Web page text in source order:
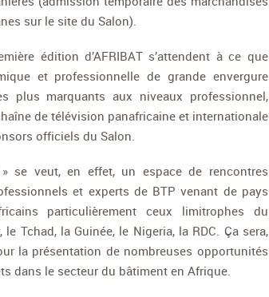
sur le site du Salon).
édition d’AFRIBAT s’attendent à ce que
et professionnelle de grande envergure
plus marquants aux niveaux professionnel,
de télévision panafricaine et internationale
officiels du Salon.
» se veut, en effet, un espace de rencontres
et experts de BTP venant de pays
particulièrement ceux limitrophes du
Tchad, la Guinée, le Nigeria, la RDC. Ça sera,
la présentation de nombreuses opportunités
dans le secteur du bâtiment en Afrique.